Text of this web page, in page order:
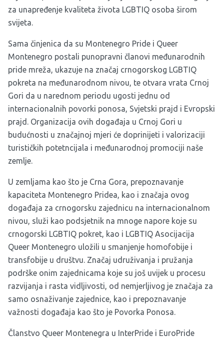
za unapređenje kvaliteta života LGBTIQ osoba širom
svijeta.
Sama činjenica da su Montenegro Pride i Queer
Montenegro postali punopravni članovi međunarodnih
pride mreža, ukazuje na značaj crnogorskog LGBTIQ
pokreta na međunarodnom nivou, te otvara vrata Crnoj
Gori da u narednom periodu ugosti jednu od
internacionalnih povorki ponosa, Svjetski prajd i Evropski
prajd. Organizacija ovih događaja u Crnoj Gori u
budućnosti u značajnoj mjeri će doprinijeti i valorizaciji
turističkih potetncijala i međunarodnoj promociji naše
zemlje.
U zemljama kao što je Crna Gora, prepoznavanje
kapaciteta Montenegro Pridea, kao i značaja ovog
događaja za crnogorsku zajednicu na internacionalnom
nivou, služi kao podsjetnik na mnoge napore koje su
crnogorski LGBTIQ pokret, kao i LGBTIQ Asocijacija
Queer Montenegro uložili u smanjenje homofobije i
transfobije u društvu. Značaj udruživanja i pružanja
podrške onim zajednicama koje su još uvijek u procesu
razvijanja i rasta vidljivosti, od nemjerljivog je značaja za
samo osnaživanje zajednice, kao i prepoznavanje
važnosti događaja kao što je Povorka Ponosa.
Članstvo Queer Montenegra u InterPride i EuroPride